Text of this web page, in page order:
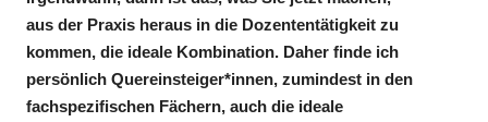
aus der Praxis heraus in die Dozententätigkeit zu
kommen, die ideale Kombination. Daher finde ich
persönlich Quereinsteiger*innen, zumindest in den
fachspezifischen Fächern, auch die ideale